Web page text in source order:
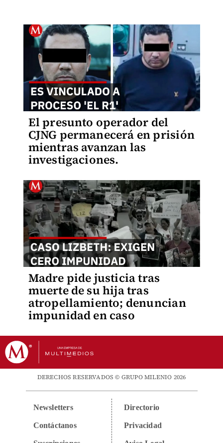
El presunto operador del
CJNG permanecerá en prisión
mientras avanzan las
investigaciones.
Madre pide justicia tras
muerte de su hija tras
atropellamiento; denuncian
impunidad en caso
DERECHOS RESERVADOS © GRUPO MILENIO 2026
Newsletters
Contáctanos
Directorio
Privacidad